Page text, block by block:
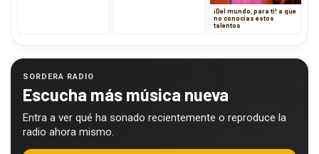
¡Del mundo, para ti! a que
no conocías estos
talentos
SORDERA RADIO
Escucha más música nueva
Entra a ver qué ha sonado recientemente o reproduce la
radio ahora mismo.